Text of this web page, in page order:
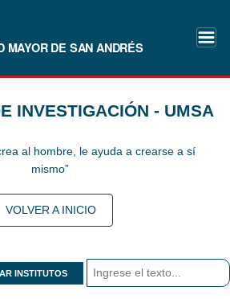
MAYOR DE SAN ANDRÉS
INVESTIGACIÓN - UMSA
al hombre, le ayuda a crearse a sí
mismo”
VOLVER A INICIO
INSTITUTOS